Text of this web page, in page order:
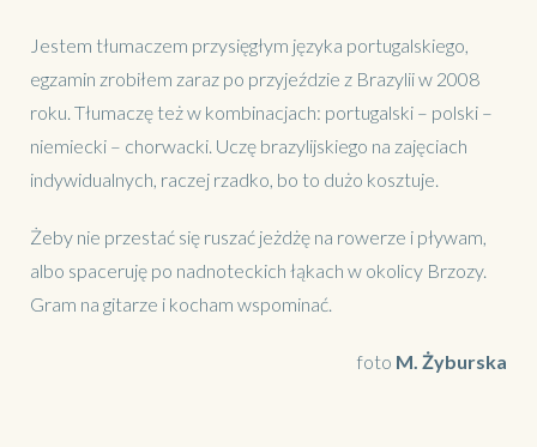
Jestem tłumaczem przysięgłym języka portugalskiego,
egzamin zrobiłem zaraz po przyjeździe z Brazylii w 2008
roku. Tłumaczę też w kombinacjach: portugalski – polski –
niemiecki – chorwacki. Uczę brazylijskiego na zajęciach
indywidualnych, raczej rzadko, bo to dużo kosztuje.
Żeby nie przestać się ruszać jeżdżę na rowerze i pływam,
albo spaceruję po nadnoteckich łąkach w okolicy Brzozy.
Gram na gitarze i kocham wspominać.
foto M. Żyburska